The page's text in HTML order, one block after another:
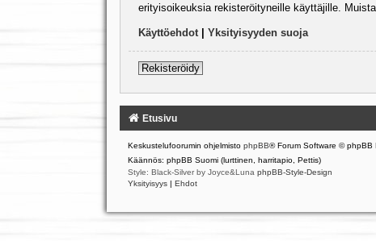
erityisoikeuksia rekisteröityneille käyttäjille.
Käyttöehdot| Yksityisyyden suoja
Rekisteröidy
Etusivu
Keskustelufoorumin ohjelmisto phpBB® Forum Software © phpBB
Käännös: phpBB Suomi (lurttinen, harritapio, Pettis)
Style: Black-Silver by Joyce&Luna phpBB-Style-Design
Yksityisyys | Ehdot